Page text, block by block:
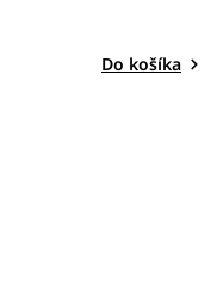
Do košíka